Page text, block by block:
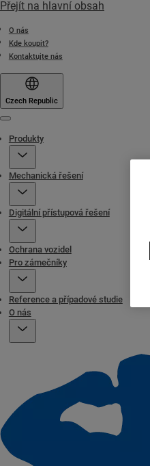
Přejít na hlavní obsah
O nás
Kde koupit?
Kontaktujte nás
Czech Republic
Produkty
Mechanická řešení
Digitální přístupová řešení
Ochrana vozidel
Pro zámečníky
Reference a případové studie
O nás